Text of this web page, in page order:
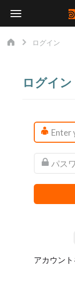
ログイン
ログイン
アカウン